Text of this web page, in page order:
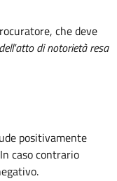
che deve
di notorietà resa
positivamente
caso contrario